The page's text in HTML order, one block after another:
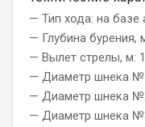
— Тип хода: на базе
— Глубина бурения,
— Вылет стрелы, м:
— Диаметр шнека
— Диаметр шнека
— Диаметр шнека